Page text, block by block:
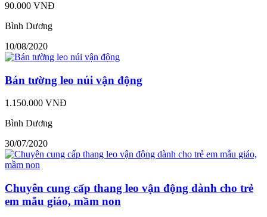
90.000 VNĐ
Bình Dương
10/08/2020
Bán tường leo núi vận động
1.150.000 VNĐ
Bình Dương
30/07/2020
Chuyên cung cấp thang leo vận động dành cho trẻ
em mẫu giáo, mầm non